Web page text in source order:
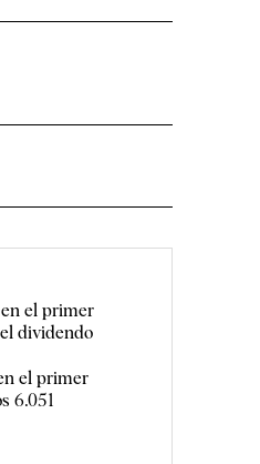
el primer
dividendo
el primer
6.051